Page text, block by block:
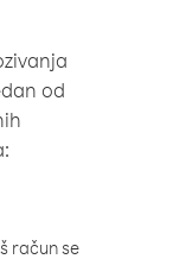
od
račun se